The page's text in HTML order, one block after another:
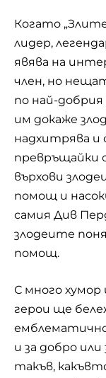
Когато
лидер,
явява на
член, но
по най-добрия
им докаже
надхитрява и
превръщайки
върхови
помощ и
самия Див
злодеите
помощ.
С много
герои ще
и за добро
такъв,